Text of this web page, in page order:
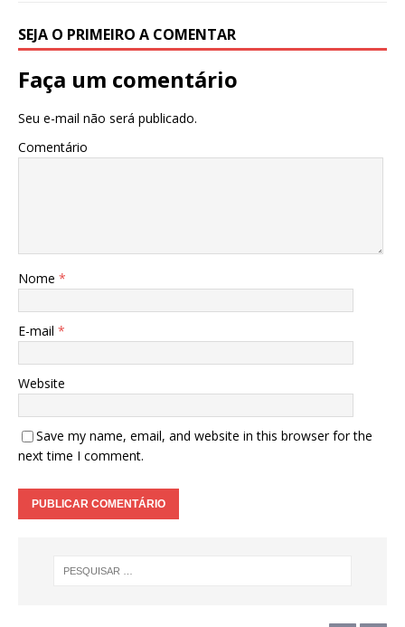
k r
SEJA O PRIMEIRO A COMENTAR
Faça um comentário
Seu e-mail não será publicado.
Comentário
Nome *
E-mail *
Website
Save my name, email, and website in this browser for the
next time I comment.